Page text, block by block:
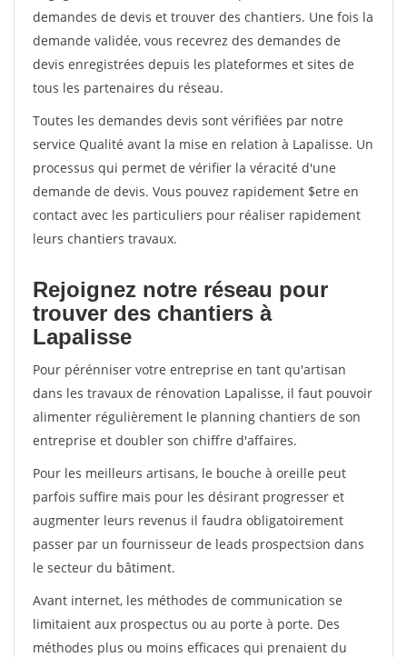
demandes de devis et trouver des chantiers. Une fois la
demande validée, vous recevrez des demandes de
devis enregistrées depuis les plateformes et sites de
tous les partenaires du réseau.
Toutes les demandes devis sont vérifiées par notre
service Qualité avant la mise en relation à Lapalisse. Un
processus qui permet de vérifier la véracité d'une
demande de devis. Vous pouvez rapidement $etre en
contact avec les particuliers pour réaliser rapidement
leurs chantiers travaux.
Rejoignez notre réseau pour
trouver des chantiers à
Lapalisse
Pour pérénniser votre entreprise en tant qu'artisan
dans les travaux de rénovation Lapalisse, il faut pouvoir
alimenter régulièrement le planning chantiers de son
entreprise et doubler son chiffre d'affaires.
Pour les meilleurs artisans, le bouche à oreille peut
parfois suffire mais pour les désirant progresser et
augmenter leurs revenus il faudra obligatoirement
passer par un fournisseur de leads prospectsion dans
le secteur du bâtiment.
Avant internet, les méthodes de communication se
limitaient aux prospectus ou au porte à porte. Des
méthodes plus ou moins efficaces qui prenaient du